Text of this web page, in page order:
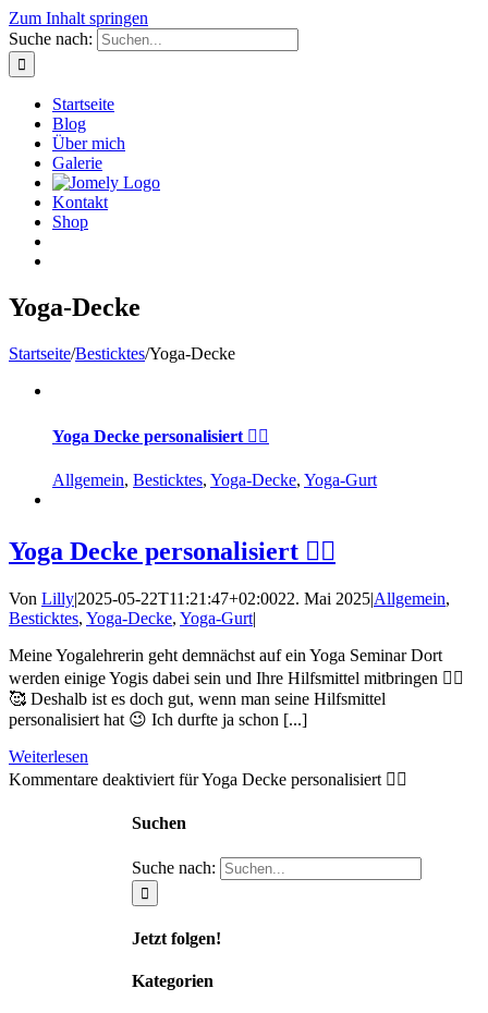
Zum Inhalt springen
Suche nach:
Startseite
Blog
Über mich
Galerie
Kontakt
Shop
Yoga-Decke
Startseite/Besticktes/Yoga-Decke
Yoga Decke personalisiert 🧘‍♀️
Allgemein, Besticktes, Yoga-Decke, Yoga-Gurt
Yoga Decke personalisiert 🧘‍♀️
Von Lilly|2025-05-22T11:21:47+02:0022. Mai 2025|Allgemein,
Besticktes, Yoga-Decke, Yoga-Gurt|
Meine Yogalehrerin geht demnächst auf ein Yoga Seminar Dort
werden einige Yogis dabei sein und Ihre Hilfsmittel mitbringen 🧘‍♀️
🥰 Deshalb ist es doch gut, wenn man seine Hilfsmittel
personalisiert hat 😉 Ich durfte ja schon [...]
Weiterlesen
Kommentare deaktiviert für Yoga Decke personalisiert 🧘‍♀️
Suchen
Suche nach:
Jetzt folgen!
Kategorien